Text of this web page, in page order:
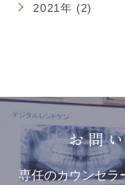
2021年 (2)
お問
専任のカウンセラ